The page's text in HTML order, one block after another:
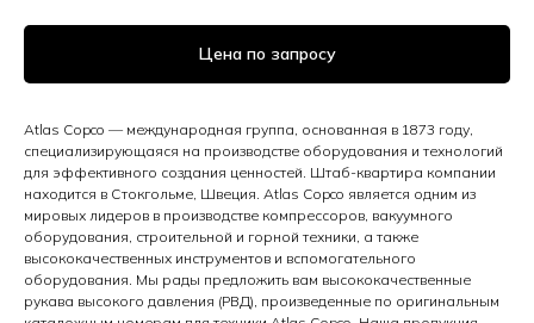
Цена по запросу
Atlas Copco — международная группа, основанная в 1873 году,
специализирующаяся на производстве оборудования и технологий
для эффективного создания ценностей. Штаб-квартира компании
находится в Стокгольме, Швеция. Atlas Copco является одним из
мировых лидеров в производстве компрессоров, вакуумного
оборудования, строительной и горной техники, а также
высококачественных инструментов и вспомогательного
оборудования. Мы рады предложить вам высококачественные
рукава высокого давления (РВД), произведенные по оригинальным